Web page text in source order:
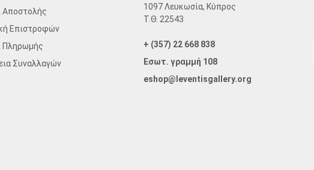
Αποστολής
Επιστροφών
Πληρωμής
Συναλλαγών
1097 Λευκωσία, Κύπρος
Τ.Θ. 22543
+ (357) 22 668 838
Εσωτ. γραμμή 108
eshop@leventisgallery.org